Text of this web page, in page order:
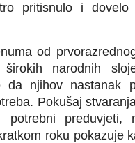
pritisnulo i dovelo
od
širokih narodnih
da njihov nastanak
Pokušaj
preduvjeti,
roku pokazuje